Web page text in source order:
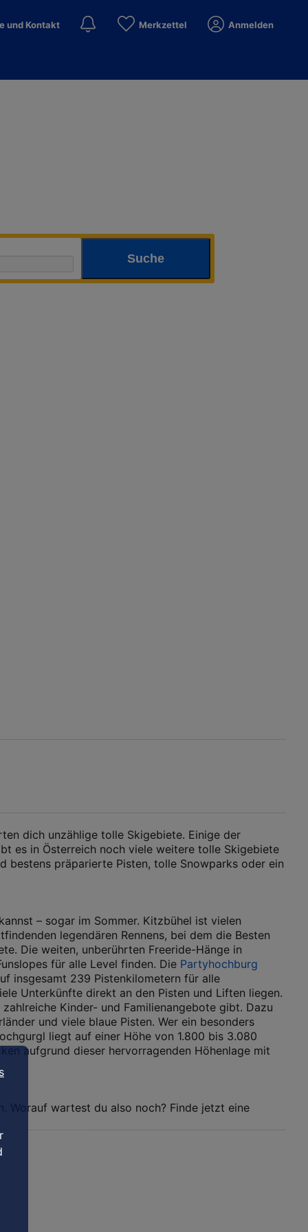
und Kontakt Merkzettel Anmelden
Suche
dich unzählige tolle Skigebiete. Einige der
es in Österreich noch viele weitere tolle Skigebiete
bestens präparierte Pisten, tolle Snowparks oder ein
– sogar im Sommer. Kitzbühel ist vielen
legendären Rennens, bei dem die Besten
Die weiten, unberührten Freeride-Hänge in
für alle Level finden. Die Partyhochburg
insgesamt 239 Pistenkilometern für alle
Unterkünfte direkt an den Pisten und Liften liegen.
Kinder- und Familienangebote gibt. Dazu
und viele blaue Pisten. Wer ein besonders
liegt auf einer Höhe von 1.800 bis 3.080
aufgrund dieser hervorragenden Höhenlage mit
Worauf wartest du also noch? Finde jetzt eine